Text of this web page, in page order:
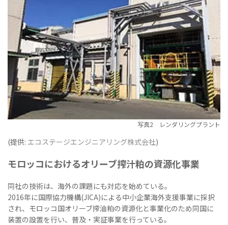
写真2 レンダリングプラント
(提供: エコステージエンジニアリング株式会社)
モロッコにおけるオリーブ搾汁粕の資源化事業
同社の技術は、海外の課題にも対応を始めている。
2016年に国際協力機構(JICA)による中小企業海外支援事業に採択
され、モロッコ国オリーブ搾油粕の資源化と事業化のため同国に
装置の設置を行い、普及・実証事業を行っている。